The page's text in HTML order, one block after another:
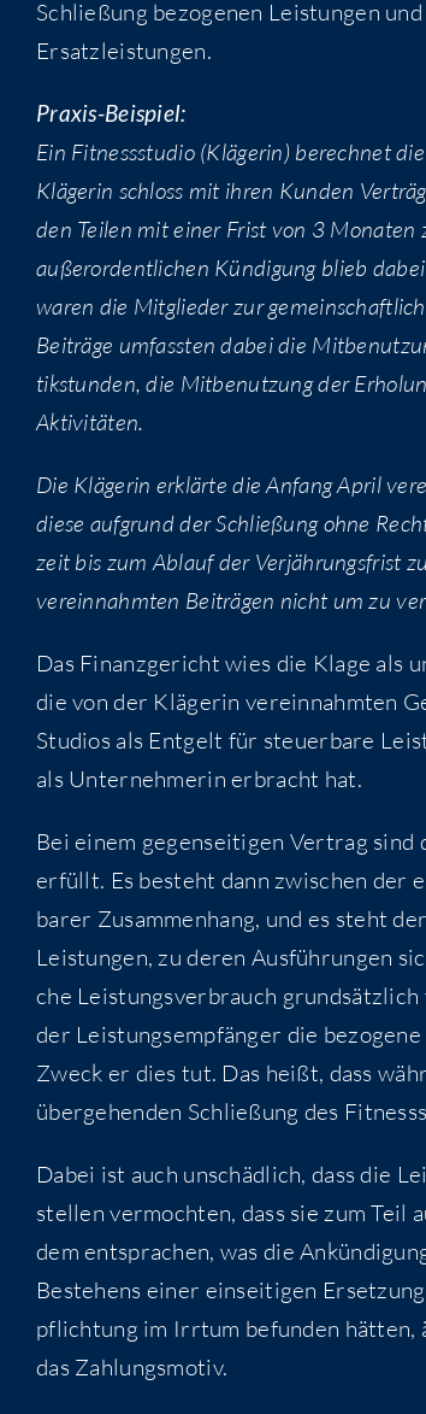
Schlie­ßung bezo­ge­nen Leis­tun­gen
Ersatzleistungen.
Pra­xis-Bei­spiel:
Ein Fit­ness­stu­dio (Klä­ge­rin) berech­net
Klä­ge­rin schloss mit ihren Kun­den
den Tei­len mit einer Frist von 3
außer­or­dent­li­chen Kün­di­gung blieb
waren die Mit­glie­der zur
Bei­trä­ge umfass­ten dabei die
tik­stun­den, die Mit­be­nut­zung der
Aktivitäten.
Die Klä­ge­rin erklär­te die Anfang April
die­se auf­grund der Schlie­ßung ohne
zeit bis zum Ablauf der Ver­jäh­rungs­frist
ver­ein­nahm­ten Bei­trä­gen nicht um zu
Das Finanz­ge­richt wies die Kla­ge als
die von der Klä­ge­rin ver­ein­nahm­ten
Stu­di­os als Ent­gelt für steu­er­ba­re
als Unter­neh­me­rin erbracht hat.
Bei einem gegen­sei­ti­gen Ver­trag
erfüllt. Es besteht dann zwi­schen der
ba­rer Zusam­men­hang, und es steht
Leis­tun­gen, zu deren Aus­füh­run­gen
che Leis­tungs­ver­brauch
der Leis­tungs­emp­fän­ger die
Zweck er dies tut. Das heißt, dass
über­ge­hen­den Schlie­ßung des
Dabei ist auch unschäd­lich, dass die
stel­len ver­moch­ten, dass sie zum
dem ent­spra­chen, was die
Bestehens einer ein­sei­ti­gen
pflich­tung im Irr­tum befun­den hät­ten,
das Zahlungsmotiv.